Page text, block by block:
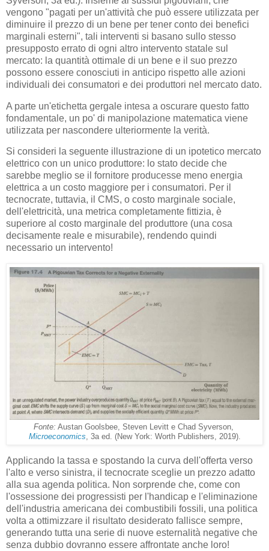
vengono "pagati per un'attività che può essere utilizzata per
diminuire il prezzo di un bene per tener conto dei benefici
marginali esterni", tali interventi si basano sullo stesso
presupposto errato di ogni altro intervento statale sul
mercato: la quantità ottimale di un bene e il suo prezzo
possono essere conosciuti in anticipo rispetto alle azioni
individuali dei consumatori e dei produttori nel mercato dato.
A parte un'etichetta gergale intesa a oscurare questo fatto
fondamentale, un po' di manipolazione matematica viene
utilizzata per nascondere ulteriormente la verità.
Si consideri la seguente illustrazione di un ipotetico mercato
elettrico con un unico produttore: lo stato decide che
sarebbe meglio se il fornitore producesse meno energia
elettrica a un costo maggiore per i consumatori. Per il
tecnocrate, tuttavia, il CMS, o costo marginale sociale,
dell'elettricità, una metrica completamente fittizia, è
superiore al costo marginale del produttore (una cosa
decisamente reale e misurabile), rendendo quindi
necessario un intervento!
Fonte: Austan Goolsbee, Steven Levitt e Chad Syverson,
Microeconomics, 3a ed. (New York: Worth Publishers, 2019).
Applicando la tassa e spostando la curva dell'offerta verso
l'alto e verso sinistra, il tecnocrate sceglie un prezzo adatto
alla sua agenda politica. Non sorprende che, come con
l'ossessione dei progressisti per l'handicap e l'eliminazione
dell'industria americana dei combustibili fossili, una politica
volta a ottimizzare il risultato desiderato fallisce sempre,
generando tutta una serie di nuove esternalità negative che
senza dubbio dovranno essere affrontate anche loro!